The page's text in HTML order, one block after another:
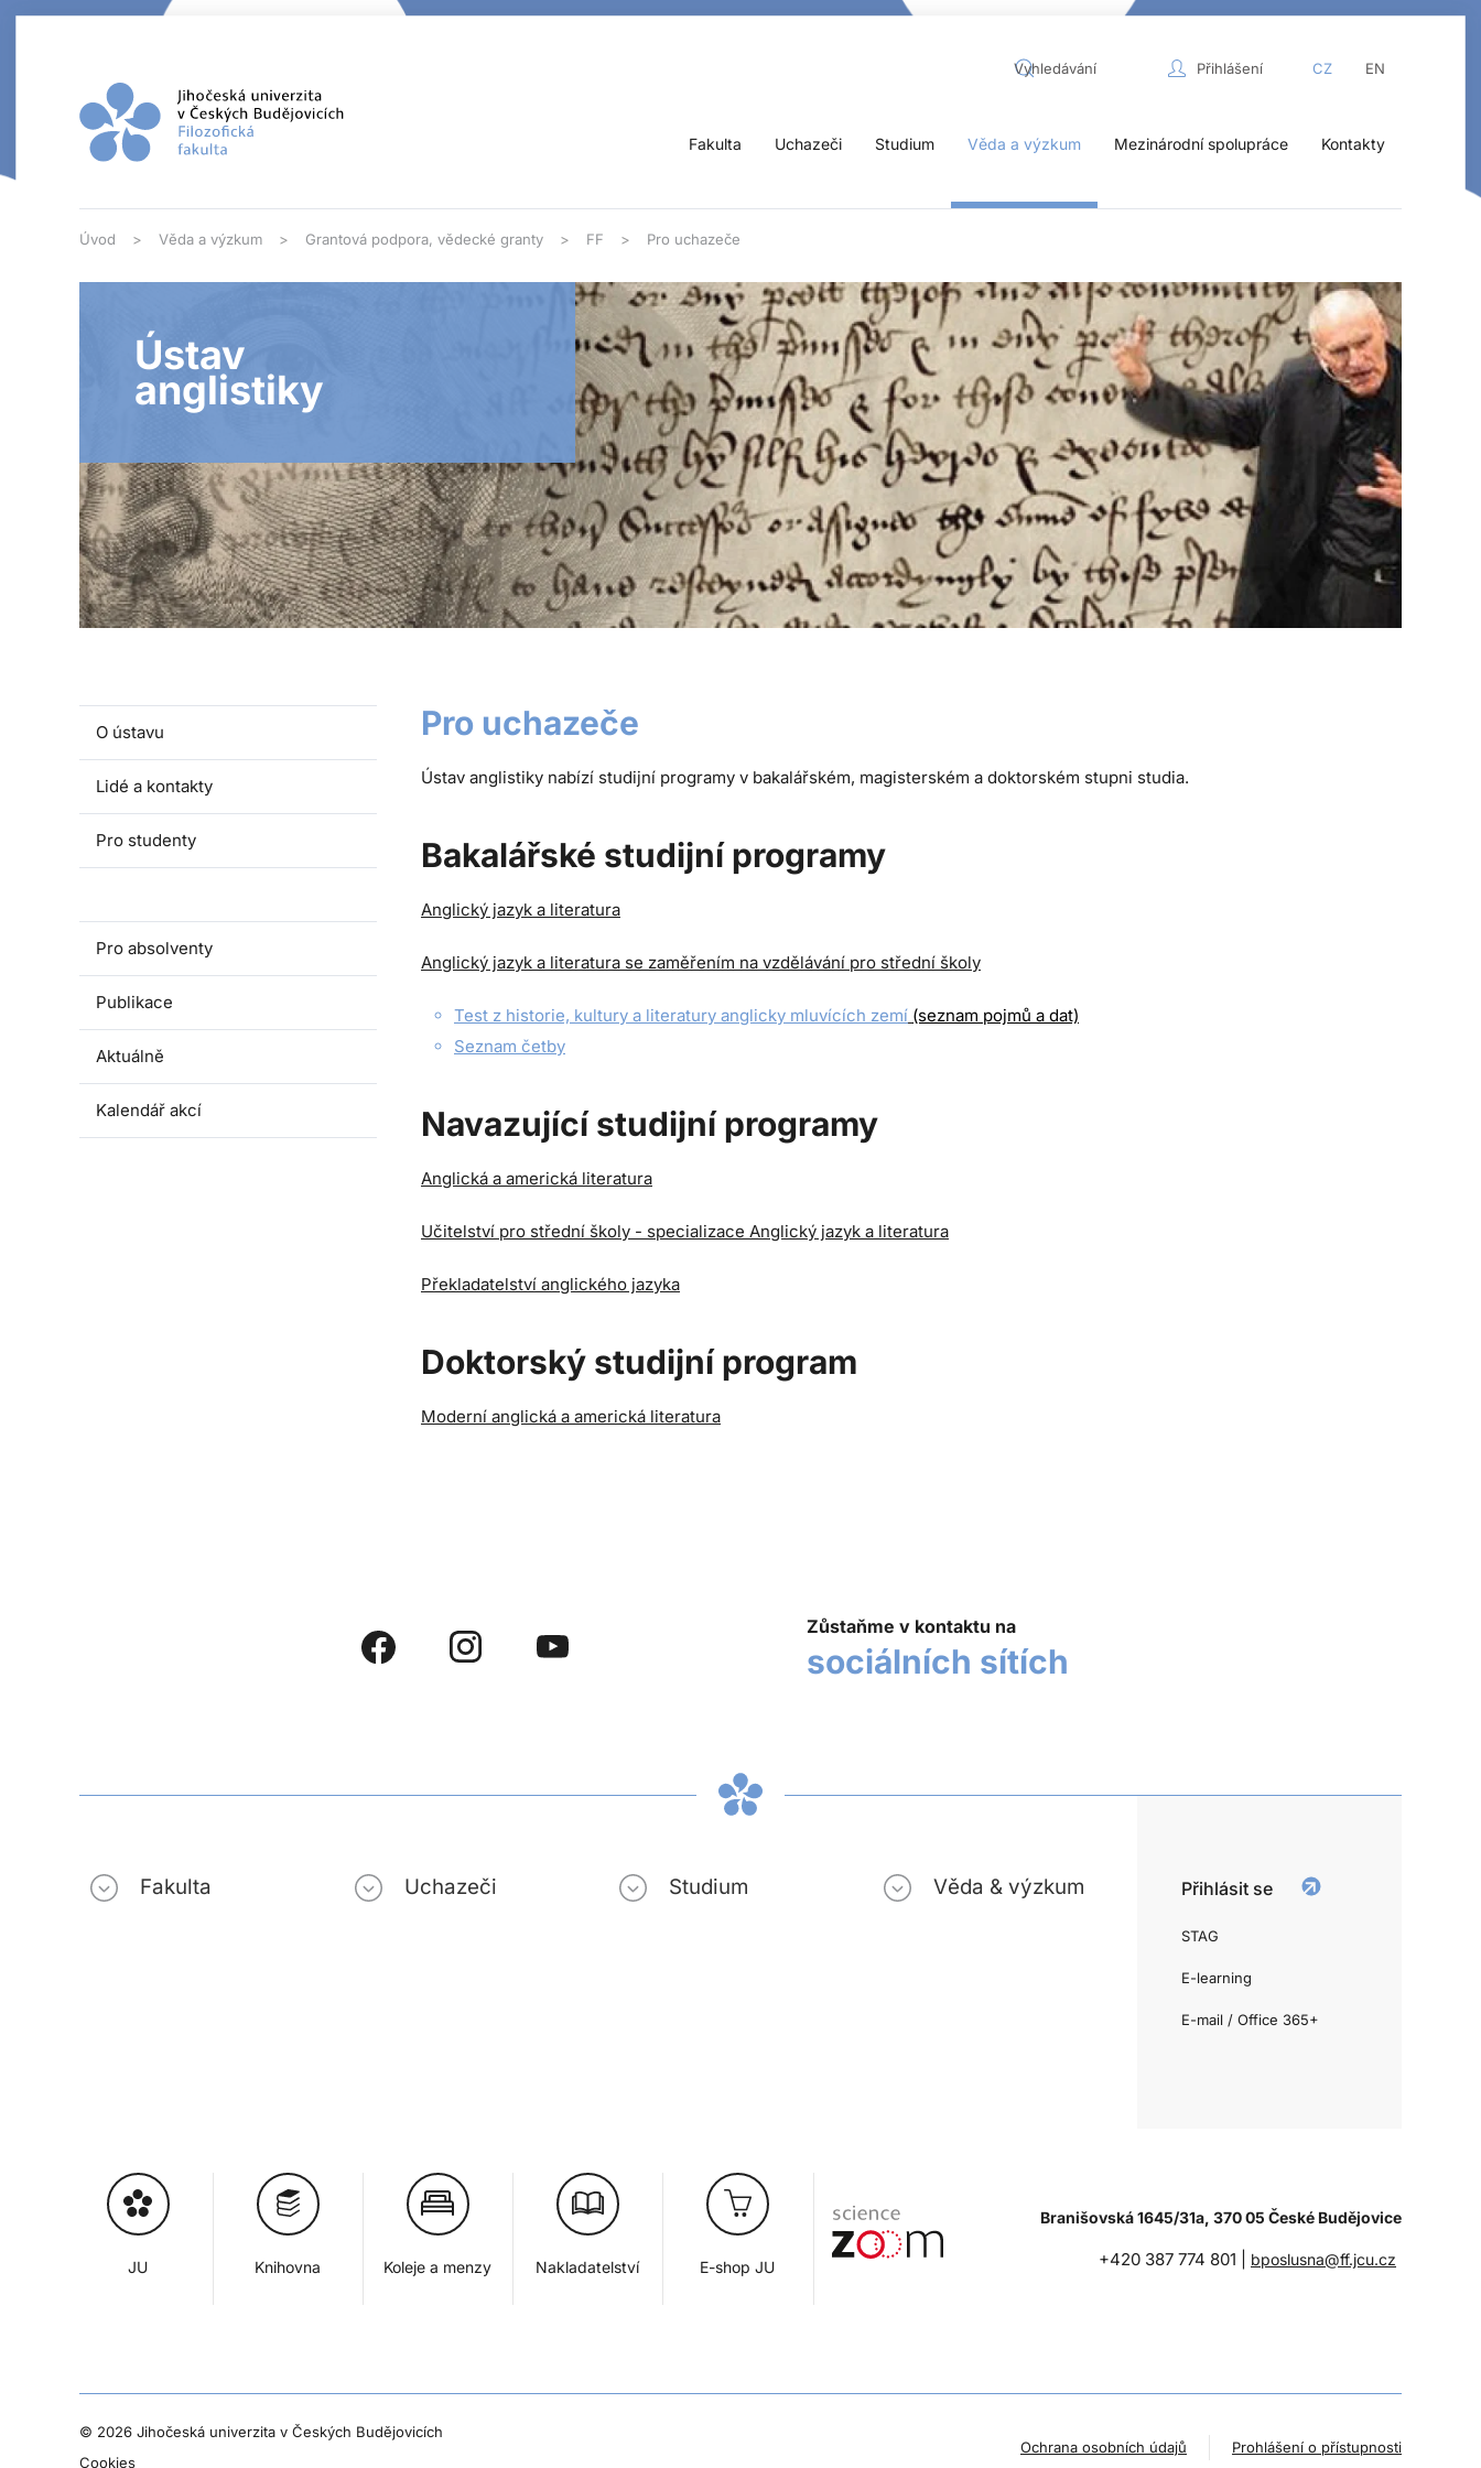
Přihlášení CZ EN
Fakulta Uchazeči Studium Věda a výzkum Mezinárodní spolupráce Kontakty
Úvod Věda a výzkum Grantová podpora, vědecké granty FF Pro uchazeče
Ústav
anglistiky
O ústavu
Lidé a kontakty
Pro studenty
Pro absolventy
Publikace
Aktuálně
Kalendář akcí
Pro uchazeče
Ústav anglistiky nabízí studijní programy v bakalářském, magisterském a doktorském stupni studia.
Bakalářské studijní programy
Anglický jazyk a literatura
Anglický jazyk a literatura se zaměřením na vzdělávání pro střední školy
Test z historie, kultury a literatury anglicky mluvících zemí (seznam pojmů a dat)
Seznam četby
Navazující studijní programy
Anglická a americká literatura
Učitelství pro střední školy - specializace Anglický jazyk a literatura
Překladatelství anglického jazyka
Doktorský studijní program
Moderní anglická a americká literatura
Zůstaňme v kontaktu na
sociálních sítích
Fakulta Uchazeči Studium Věda & výzkum Přihlásit se
STAG
E-learning
E-mail / Office 365+
JU Knihovna Koleje a menzy Nakladatelství E-shop JU
Branišovská 1645/31a, 370 05 České Budějovice
+420 387 774 801 | bposlusna@ff.jcu.cz
© 2026 Jihočeská univerzita v Českých Budějovicích
Cookies
Ochrana osobních údajů Prohlášení o přístupnosti